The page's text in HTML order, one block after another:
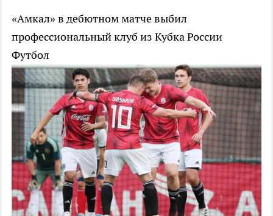
«Амкал» в дебютном матче выбил
профессиональный клуб из Кубка России
Футбол